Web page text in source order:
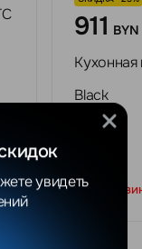
911 BYN
Black
В
увидеть